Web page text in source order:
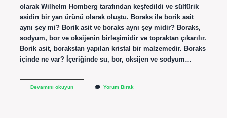
olarak Wilhelm Homberg tarafından keşfedildi ve sülfürik
asidin bir yan ürünü olarak oluştu. Boraks ile borik asit
aynı şey mi? Borik asit ve boraks aynı şey midir? Boraks,
sodyum, bor ve oksijenin birleşimidir ve topraktan çıkarılır.
Borik asit, borakstan yapılan kristal bir malzemedir. Boraks
içinde ne var? İçeriğinde su, bor, oksijen ve sodyum…
Devamını okuyunBoraks
Yorum Bırak